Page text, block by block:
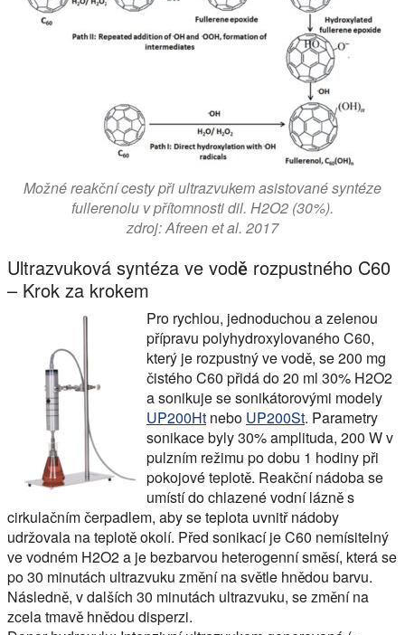
Možné reakční cesty při ultrazvukem asistované syntéze
fullerenolu v přítomnosti dil. H2O2 (30%).
zdroj: Afreen et al. 2017
Ultrazvuková syntéza ve vodě rozpustného C60
– Krok za krokem
Pro rychlou, jednoduchou a zelenou
přípravu polyhydroxylovaného C60,
který je rozpustný ve vodě, se 200 mg
čistého C60 přidá do 20 ml 30% H2O2
a sonikuje se sonikátorovými modely
UP200Ht nebo UP200St. Parametry
sonikace byly 30% amplituda, 200 W v
pulzním režimu po dobu 1 hodiny při
pokojové teplotě. Reakční nádoba se
umístí do chlazené vodní lázně s
cirkulačním čerpadlem, aby se teplota uvnitř nádoby
udržovala na teplotě okolí. Před sonikací je C60 nemísitelný
ve vodném H2O2 a je bezbarvou heterogenní směsí, která se
po 30 minutách ultrazvuku změní na světle hnědou barvu.
Následně, v dalších 30 minutách ultrazvuku, se změní na
zcela tmavě hnědou disperzi.